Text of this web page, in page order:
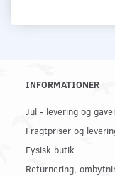
INFORMATIONER
Jul - levering og
Fragtpriser og
Fysisk butik
Returnering,